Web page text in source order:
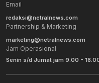
Email
redaksi@netralnews.com
Partnership & Marketing
marketing@netralnews.com
Jam Operasional
Senin s/d Jumat jam 9.00 -